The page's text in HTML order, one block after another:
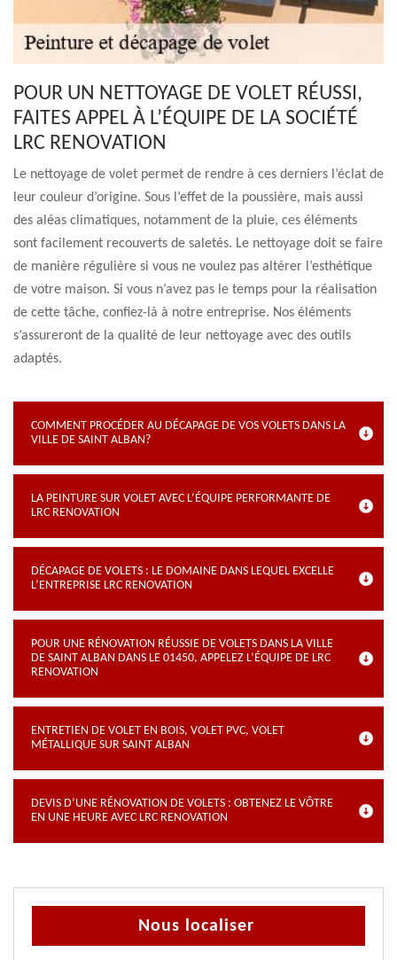
POUR UN NETTOYAGE DE VOLET RÉUSSI,
FAITES APPEL À L’ÉQUIPE DE LA SOCIÉTÉ
LRC RENOVATION
Le nettoyage de volet permet de rendre à ces derniers l’éclat de
leur couleur d’origine. Sous l’effet de la poussière, mais aussi
des aléas climatiques, notamment de la pluie, ces éléments
sont facilement recouverts de saletés. Le nettoyage doit se faire
de manière régulière si vous ne voulez pas altérer l’esthétique
de votre maison. Si vous n’avez pas le temps pour la réalisation
de cette tâche, confiez-là à notre entreprise. Nos éléments
s’assureront de la qualité de leur nettoyage avec des outils
adaptés.
COMMENT PROCÉDER AU DÉCAPAGE DE VOS VOLETS DANS LA
VILLE DE SAINT ALBAN?
LA PEINTURE SUR VOLET AVEC L’ÉQUIPE PERFORMANTE DE
LRC RENOVATION
DÉCAPAGE DE VOLETS : LE DOMAINE DANS LEQUEL EXCELLE
L’ENTREPRISE LRC RENOVATION
POUR UNE RÉNOVATION RÉUSSIE DE VOLETS DANS LA VILLE
DE SAINT ALBAN DANS LE 01450, APPELEZ L’ÉQUIPE DE LRC
RENOVATION
ENTRETIEN DE VOLET EN BOIS, VOLET PVC, VOLET
MÉTALLIQUE SUR SAINT ALBAN
DEVIS D’UNE RÉNOVATION DE VOLETS : OBTENEZ LE VÔTRE
EN UNE HEURE AVEC LRC RENOVATION
Nous localiser